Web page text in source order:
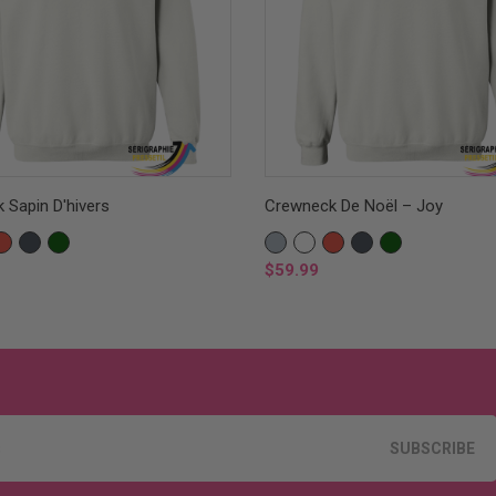
Sapin D'hivers
BLACKVERT
Crewneck De Noël – Joy
GRIS
SPORTS
WHITERED BLACKVERT
Price
$59.99